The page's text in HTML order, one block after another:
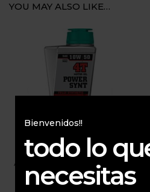
YOU MAY ALSO LIKE…
ACEITE MOTOREX 10W50
POWER SYNT
Bienvenidos!!
todo lo
necesitas